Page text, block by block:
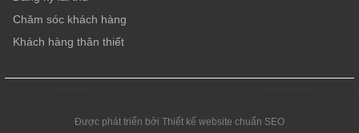
Chăm sóc khách hàng
Khách hàng thân thiết
Được phát triển bởi Thiết kế website chuẩn SEO